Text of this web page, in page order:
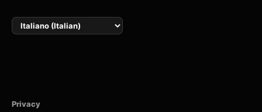
Lingua
Privacy